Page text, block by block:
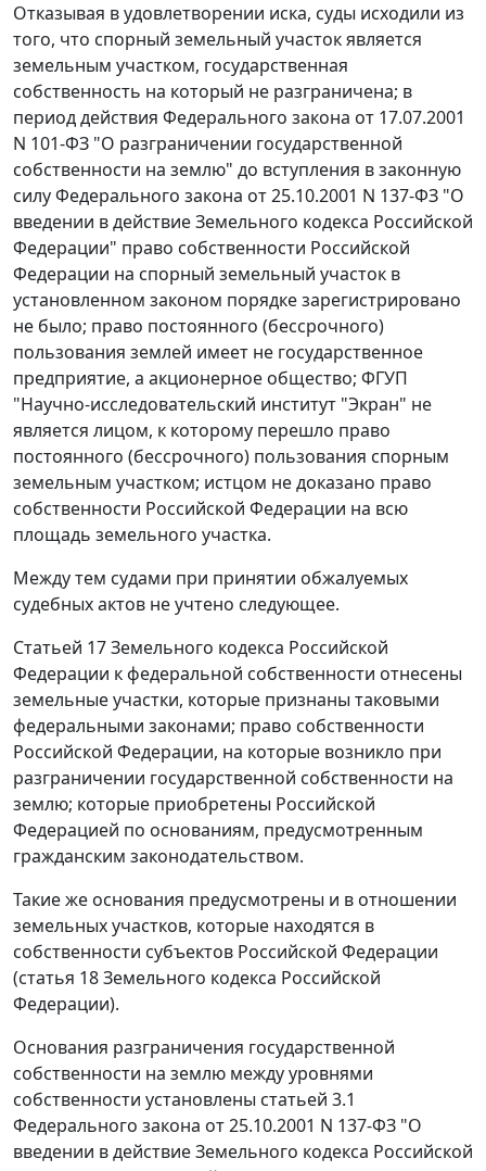
Отказывая в удовлетворении иска, суды исходили из
того, что спорный земельный участок является
земельным участком, государственная
собственность на который не разграничена; в
период действия Федерального закона от 17.07.2001
N 101-ФЗ "О разграничении государственной
собственности на землю" до вступления в законную
силуФедерального закона от 25.10.2001 N 137-ФЗ "О
введении в действие Земельного кодекса Российской
Федерации" право собственности Российской
Федерации на спорный земельный участок в
установленном законом порядке зарегистрировано
не было; право постоянного (бессрочного)
пользования землей имеет не государственное
предприятие, а акционерное общество; ФГУП
"Научно-исследовательский институт "Экран" не
является лицом, к которому перешло право
постоянного (бессрочного) пользования спорным
земельным участком; истцом не доказано право
собственности Российской Федерации на всю
площадь земельного участка.
Между тем судами при принятии обжалуемых
судебных актов не учтено следующее.
Статьей 17Земельного кодекса Российской
Федерации к федеральной собственности отнесены
земельные участки, которые признаны таковыми
федеральными законами; право собственности
Российской Федерации, на которые возникло при
разграничении государственной собственности на
землю; которые приобретены Российской
Федерацией по основаниям, предусмотренным
гражданским законодательством.
Такие же основания предусмотрены и в отношении
земельных участков, которые находятся в
собственности субъектов Российской Федерации
(статья 18Земельного кодекса Российской
Федерации).
Основания разграничения государственной
собственности на землю между уровнями
собственности установлены статьей 3.1
Федерального закона от 25.10.2001 N 137-ФЗ "О
введении в действие Земельного кодекса Российской